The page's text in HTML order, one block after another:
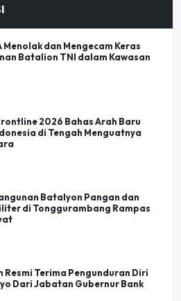
Menolak dan Mengecam Keras
Batalion TNI dalam Kawasan
2026 Bahas Arah Baru
di Tengah Menguatnya
Batalyon Pangan dan
di Tonggurambang Rampas
Resmi Terima Pengunduran Diri
Dari Jabatan Gubernur Bank